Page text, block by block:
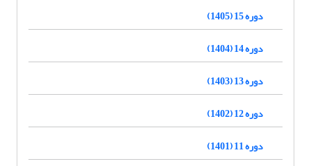
دوره 15 (1405)
دوره 14 (1404)
دوره 13 (1403)
دوره 12 (1402)
دوره 11 (1401)